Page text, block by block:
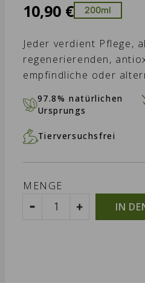
10,90 € 200ml
Jeder verdient Pflege,
regenerierenden,
empfindliche oder
97.8% natürlichen
Ursprungs
Tierversuchsfrei
MENGE
IN